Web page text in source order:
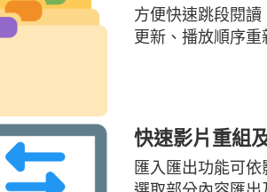
方便快速跳段閱
更新、播放順序
快速影片重組
匯入匯出功能可